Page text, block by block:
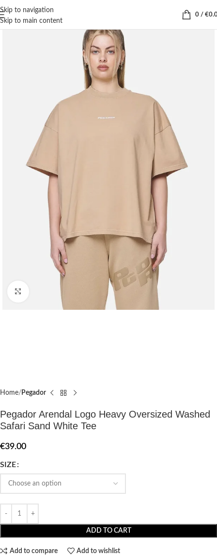
Skip to navigation
Skip to main content
0 / €
Click to enlarge
Home Pegador​
Pegador Arendal Logo Heavy Oversized Washed
Safari Sand White Tee
€39.00
SIZE
ADD TO CART
Add to compare Add to wishlist